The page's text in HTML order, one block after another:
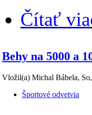
Čítať
Behy na 5000 a
Vložil(a) Michal Bábela,
Športové odvetvia